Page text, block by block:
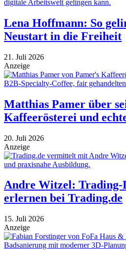
Lena Hoffmann: So
Neustart in die Freiheit
21. Juli 2026
Anzeige
Matthias Pamer über
Kaffeerösterei und
20. Juli 2026
Anzeige
Andre Witzel:
erlernen bei Trading.de
15. Juli 2026
Anzeige